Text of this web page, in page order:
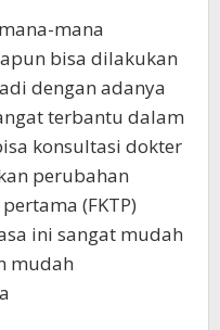
mana
bisa dilakukan
dengan adanya
terbantu dalam
konsultasi dokter
perubahan
(FKTP)
ini sangat mudah
mudah